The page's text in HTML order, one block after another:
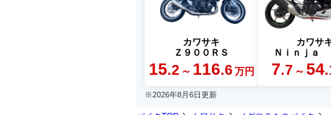
カワサキ
Ｚ９００ＲＳ
15.2 ～ 116.6 万円
カワサ
Ｎｉｎｊａ
7.7 ～ 54
※2026年8月6日更新